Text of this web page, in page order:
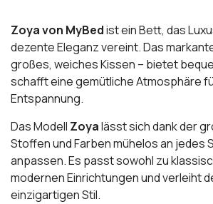
Zoya von MyBedist ein Bett, das
dezente Eleganz vereint. Das
großes, weiches Kissen – bietet
schafft eine gemütliche Atmosphäre
Entspannung.
Das Modell Zoyalässt sich dank der
Stoffen und Farben mühelos an jedes
anpassen. Es passt sowohl zu
modernen Einrichtungen und verleiht
einzigartigen Stil.